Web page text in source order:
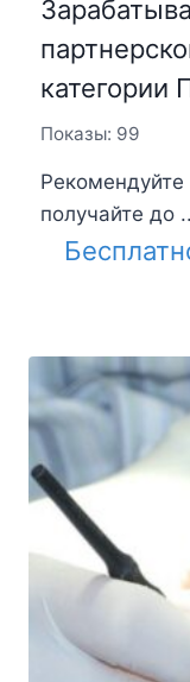
категории
Показы: 99
получайте до